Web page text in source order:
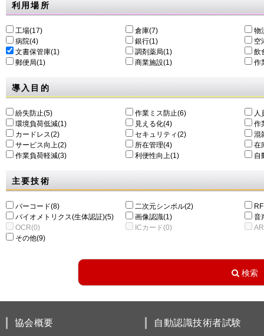
利用場所
工場(17) 倉庫(7)
物
病院(4)
銀行(1)
空
文書保管庫(1)
調剤薬局(1)
飲
郵便局(1)
商業施設(1) 作
導入目的
紛失防止(5) 作業ミス防止(6)
人
環境負荷低減(1)
⾒える化(4)
作
カードレス(2)
セキュリティ(2)
混
サービス向上(2)
所在管理(4)
在
作業負荷軽減(3)
利便性向上(1) 自
主要技術
バーコード(8) 二次元シンボル(2)
バイオメトリクス(生体認証)(5)
画像認識(1)
音
OCR(0)
ICカード(0)
その他(9)
協会概要 自動認識技術者試験